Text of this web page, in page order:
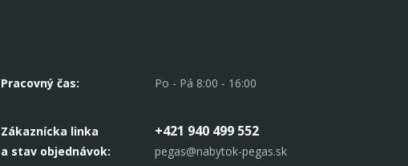
Pracovný čas: Po - Pá 8:00 - 16:00
Zákaznícka linka
a stav objednávok:
+421 940 499 552
pegas@nabytok-pegas.sk